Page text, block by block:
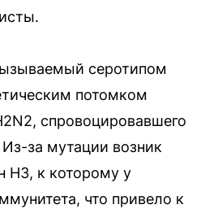
серотипом
потомком
спровоцировавшего
за мутации возник
H3, к которому у
что привело к